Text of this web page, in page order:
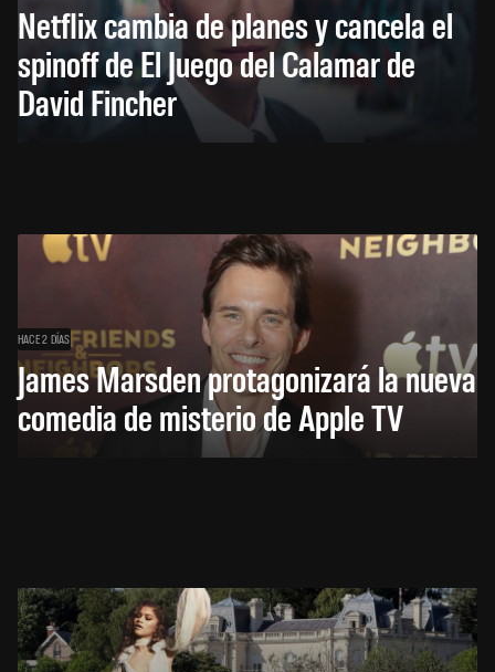
Netflix cambia de planes y cancela el
spinoff de El Juego del Calamar de
David Fincher
HACE 2 DÍAS
James Marsden protagonizará la nueva
comedia de misterio de Apple TV